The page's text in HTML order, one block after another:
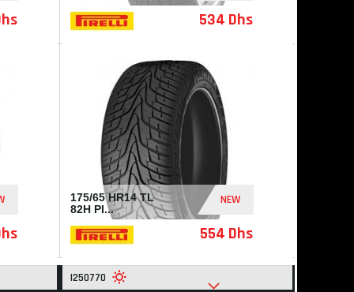
534 Dhs
175/65 HR14 TL
82H PI...
NEW
554 Dhs
I250770